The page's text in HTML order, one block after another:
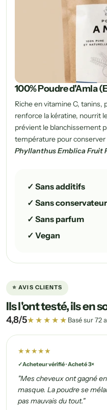
100% Poudre d'Amla
Riche en vitamine C, tanins,
renforce la kératine, nourrit
prévient le blanchissement
température pour
Phyllanthus Emblica Fruit
✓ Sans additifs
✓ Sans
✓ Sans parfum
✓ Vegan
⭐ AVIS CLIENTS
Ils l'ont testé, ils en
4,8/5★★★★★ Basé sur 72
★★★★★
Acheteur vérifié · Acheté 3×
"Mes cheveux ont gagné
masque. La poudre se
pas mauvais du tout."